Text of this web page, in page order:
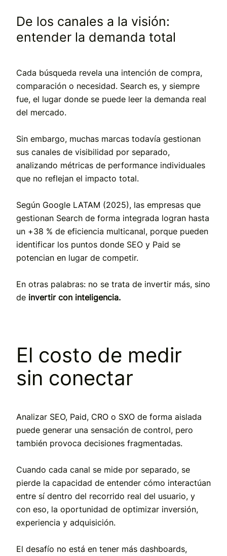
De los canales a la visión:
entender la demanda total
Cada búsqueda revela una intención de compra,
comparación o necesidad. Search es, y siempre
fue, el lugar donde se puede leer la demanda real
del mercado.
Sin embargo, muchas marcas todavía gestionan
sus canales de visibilidad por separado,
analizando métricas de performance individuales
que no reflejan el impacto total.
Según Google LATAM (2025), las empresas que
gestionan Search de forma integrada logran hasta
un +38 % de eficiencia multicanal, porque pueden
identificar los puntos donde SEO y Paid se
potencian en lugar de competir.
En otras palabras: no se trata de invertir más, sino
de invertir con inteligencia.
El costo de medir
sin conectar
Analizar SEO, Paid, CRO o SXO de forma aislada
puede generar una sensación de control, pero
también provoca decisiones fragmentadas.
Cuando cada canal se mide por separado, se
pierde la capacidad de entender cómo interactúan
entre sí dentro del recorrido real del usuario, y
con eso, la oportunidad de optimizar inversión,
experiencia y adquisición.
El desafío no está en tener más dashboards,